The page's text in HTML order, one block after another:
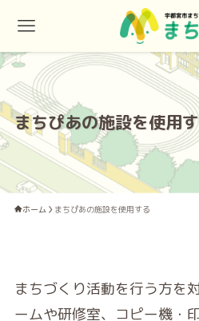
まちぴあの施設を使用
ホーム まちぴあの施設を使用する
まちづくり活動を行う方を
ームや研修室、コピー機・